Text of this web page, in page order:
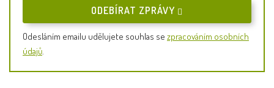
ODEBÍRAT ZPRÁVY
Odesláním emailu udělujete souhlas se zpracováním osobních
údajů.